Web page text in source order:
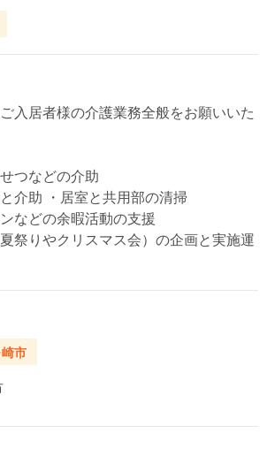
入居者様の介護業務全般をお願いいた
つなどの介助
介助 ・居室と共用部の清掃
などの余暇活動の支援
祭りやクリスマス会）の企画と実施運
市